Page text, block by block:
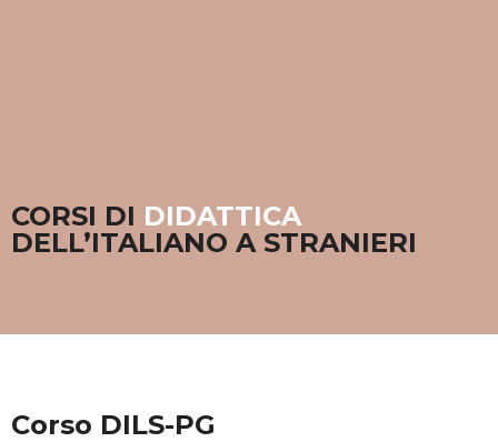
CORSI DI DIDATTICA
DELL’ITALIANO A STRANIERI
Corso DILS-PG